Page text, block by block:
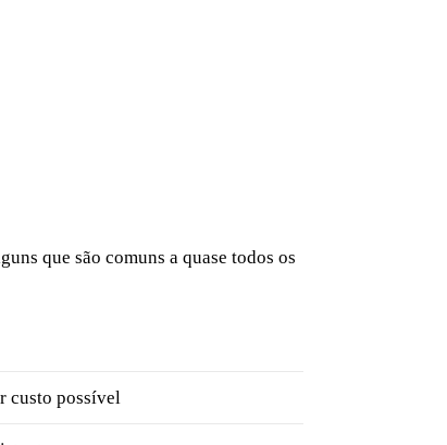
que são comuns a quase todos os
custo possível